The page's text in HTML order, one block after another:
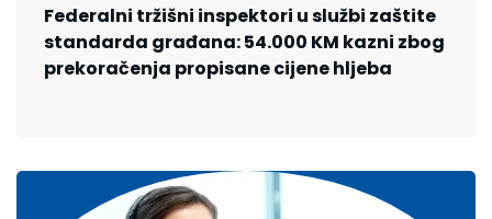
Federalni tržišni inspektori u službi zaštite
standarda građana: 54.000 KM kazni zbog
prekoračenja propisane cijene hljeba